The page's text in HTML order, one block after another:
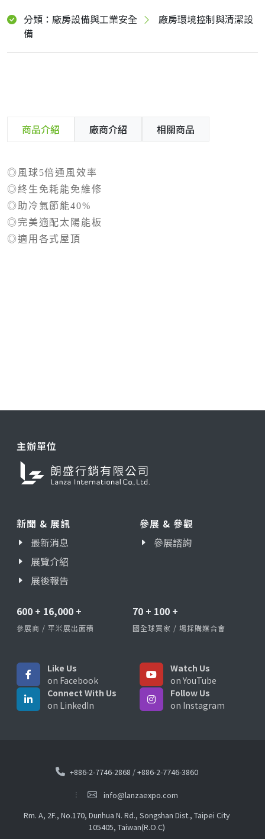
分類：廠房設備與工業安全
廠房環境控制與清潔設
備
商品介紹 廠商介紹 相關商品
◎風球5倍通風效率
◎終生免耗能免維修
◎助冷氣節能40%
◎完美適配太陽能板
◎適用各式屋頂
主辦單位
新聞 & 展訊
最新消息
展覽介紹
展後報告
參展 & 參觀
參展諮詢
600 + 16,000 +
參展商 / 平米展出面積
70 + 100 +
國全球買家 / 場採購媒合會
Like Us
on Facebook
Watch Us
on YouTube
Connect With Us
on LinkedIn
Follow Us
on Instagram
+886-2-7746-2868 /+886-2-7746-3860
info@lanzaexpo.com
Rm. A, 2F., No.170, Dunhua N. Rd., Songshan Dist., Taipei City
105405, Taiwan(R.O.C)